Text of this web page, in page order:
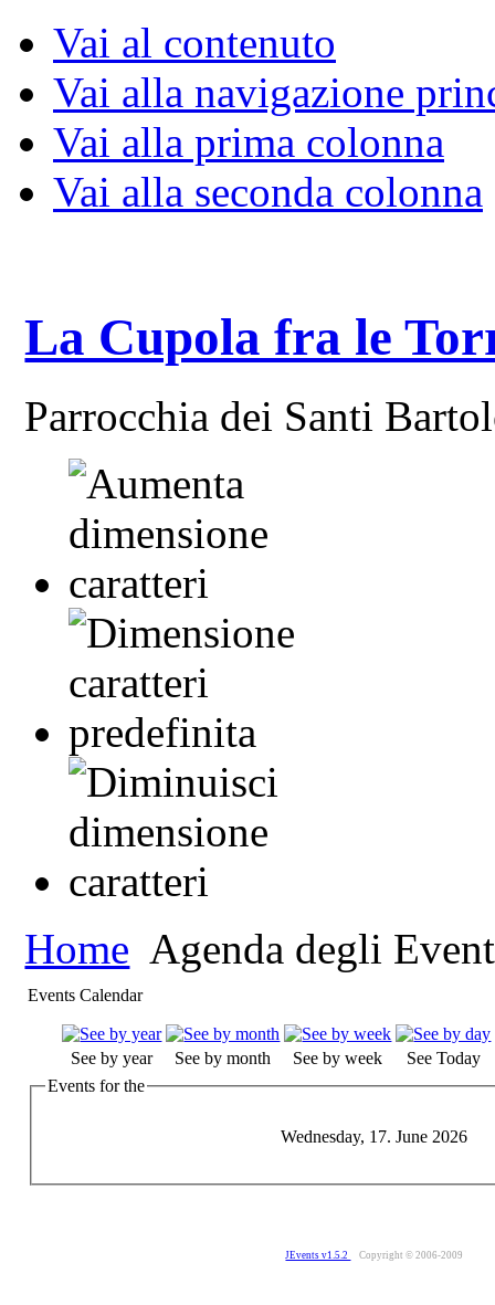
Vai al contenuto
Vai alla navigazione
Vai alla prima colonna
Vai alla seconda colonna
La Cupola fra le
Parrocchia dei Santi
Home Agenda degli
Events Calendar
See by year See by month See by week
See Today
Events for the
Wednesday, 17. June 2026
JEvents v1.5.2 Copyright © 2006-2009